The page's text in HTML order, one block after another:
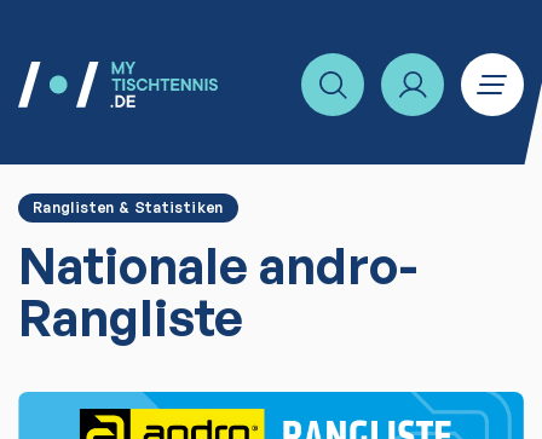
Ranglisten & Statistiken
Nationale andro-
Rangliste